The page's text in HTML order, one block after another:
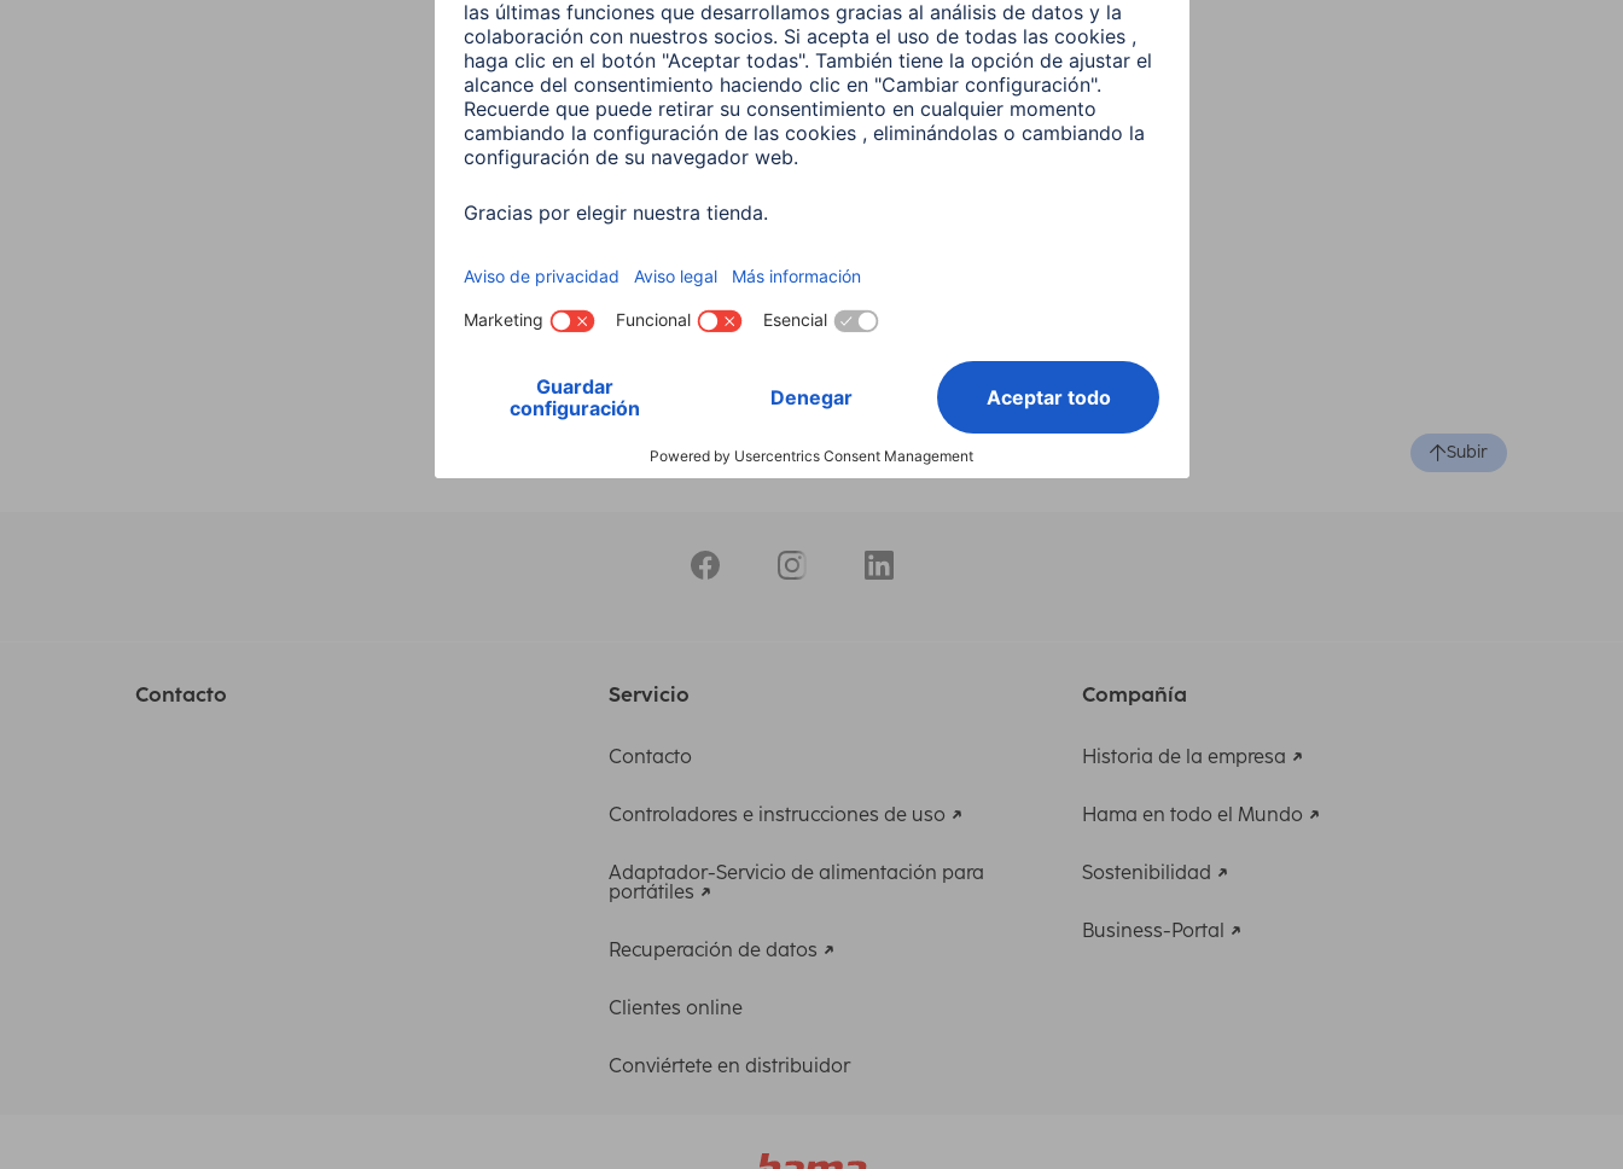
Hama Lámpara LED WLAN
,E14, 5,5 W, RGBW, Regulable,
Vela, Para control por voz
Buscar entre todos
nuestros
productos
Subir
Contacto Servicio
Contacto
Controladores e instrucciones de uso
Adaptador-Servicio de alimentación para
portátiles
Recuperación de datos
Clientes online
Conviértete en distribuidor
Compañía
Historia de la empresa
Hama en todo el Mundo
Sostenibilidad
Business-Portal